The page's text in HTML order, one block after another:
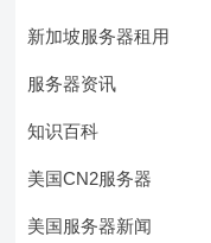
新加坡服务器租用
服务器资讯
知识百科
美国CN2服务器
美国服务器新闻